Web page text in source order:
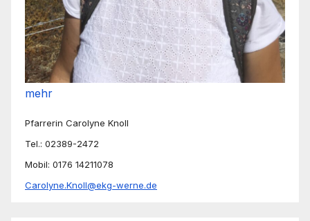
mehr
Pfarrerin Carolyne Knoll
Tel.: 02389-2472
Mobil: 0176 14211078
Carolyne.Knoll@ekg-werne.de